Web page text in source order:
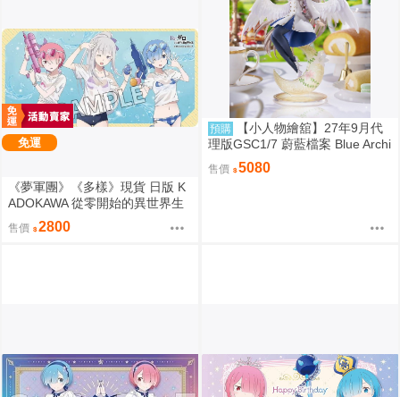
免運
《夢軍團》《多樣》現貨 日版 K
ADOKAWA 從零開始的異世界生
活 動漫桌墊 卡墊 全員 泳裝ver.
售價 2800
預購
【小人物繪舘】27年9月代
理版GSC1/7 蔚藍檔案 Blue Archi
ve 渚 ～花香微笑～ PVC完成品
售價 5080